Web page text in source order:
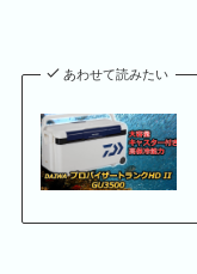
あわせて読みたい